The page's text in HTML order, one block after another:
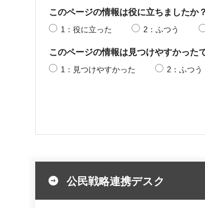
このページの情報は役に立ちましたか？
1：役に立った 2：ふつう
このページの情報は見つけやすかった
1：見つけやすかった 2：ふつう
公民戦略連携デスク